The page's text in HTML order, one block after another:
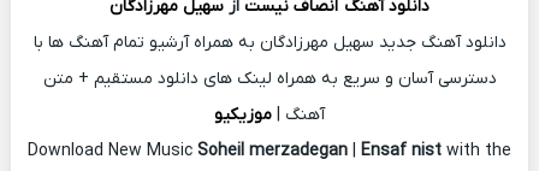
دانلود آهنگ انصاف نیست از سهیل مهرزادگان
دانلود آهنگ جدید سهیل مهرزادگان به همراه آرشیو تمام آهنگ ها با
دسترسی آسان و سریع به همراه لینک های دانلود مستقیم + متن
آهنگ | موزیکیو
Download New Music Soheil merzadegan | Ensaf nist with the